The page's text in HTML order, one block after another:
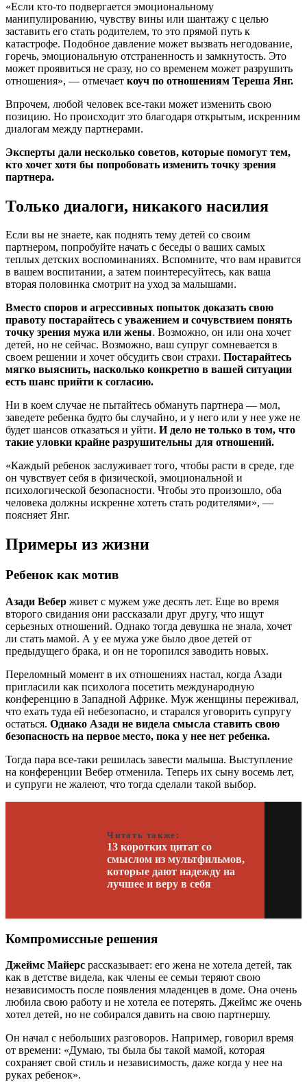
«Если кто-то подвергается эмоциональному
манипулированию, чувству вины или шантажу с целью
заставить его стать родителем, то это прямой путь к
катастрофе. Подобное давление может вызвать негодование,
горечь, эмоциональную отстраненность и замкнутость. Это
может проявиться не сразу, но со временем может разрушить
отношения», — отмечает коуч по отношениям Тереша Янг.
Впрочем, любой человек все-таки может изменить свою
позицию. Но происходит это благодаря открытым, искренним
диалогам между партнерами.
Эксперты дали несколько советов, которые помогут тем,
кто хочет хотя бы попробовать изменить точку зрения
партнера.
Только диалоги, никакого насилия
Если вы не знаете, как поднять тему детей со своим
партнером, попробуйте начать с беседы о ваших самых
теплых детских воспоминаниях. Вспомните, что вам нравится
в вашем воспитании, а затем поинтересуйтесь, как ваша
вторая половинка смотрит на уход за малышами.
Вместо споров и агрессивных попыток доказать свою
правоту постарайтесь с уважением и сочувствием понять
точку зрения мужа или жены. Возможно, он или она хочет
детей, но не сейчас. Возможно, ваш супруг сомневается в
своем решении и хочет обсудить свои страхи. Постарайтесь
мягко выяснить, насколько конкретно в вашей ситуации
есть шанс прийти к согласию.
Ни в коем случае не пытайтесь обмануть партнера — мол,
заведете ребенка будто бы случайно, и у него или у нее уже не
будет шансов отказаться и уйти. И дело не только в том, что
такие уловки крайне разрушительны для отношений.
«Каждый ребенок заслуживает того, чтобы расти в среде, где
он чувствует себя в физической, эмоциональной и
психологической безопасности. Чтобы это произошло, оба
человека должны искренне хотеть стать родителями», —
поясняет Янг.
Примеры из жизни
Ребенок как мотив
Азади Вебер живет с мужем уже десять лет. Еще во время
второго свидания они рассказали друг другу, что ищут
серьезных отношений. Однако тогда девушка не знала, хочет
ли стать мамой. А у ее мужа уже было двое детей от
предыдущего брака, и он не торопился заводить новых.
Переломный момент в их отношениях настал, когда Азади
пригласили как психолога посетить международную
конференцию в Западной Африке. Муж женщины переживал,
что ехать туда ей небезопасно, и старался уговорить супругу
остаться. Однако Азади не видела смысла ставить свою
безопасность на первое место, пока у нее нет ребенка.
Тогда пара все-таки решилась завести малыша. Выступление
на конференции Вебер отменила. Теперь их сыну восемь лет,
и супруги не жалеют, что тогда сделали такой выбор.
Читать также:
13 коротких цитат со
смыслом из мультфильмов,
которые дают надежду на
лучшее и веру в себя
Компромиссные решения
Джеймс Майерс рассказывает: его жена не хотела детей, так
как в детстве видела, как члены ее семьи теряют свою
независимость после появления младенцев в доме. Она очень
любила свою работу и не хотела ее потерять. Джеймс же очень
хотел детей, но не собирался давить на свою партнершу.
Он начал с небольших разговоров. Например, говорил время
от времени: «Думаю, ты была бы такой мамой, которая
сохраняет свой стиль и независимость, даже когда у нее на
руках ребенок».